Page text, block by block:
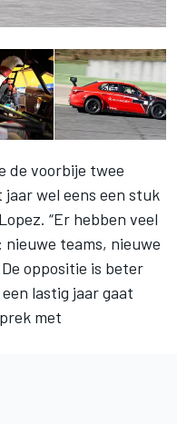
de voorbije twee
wel eens een stuk
“Er hebben veel
teams, nieuwe
oppositie is beter
lastig jaar gaat
met